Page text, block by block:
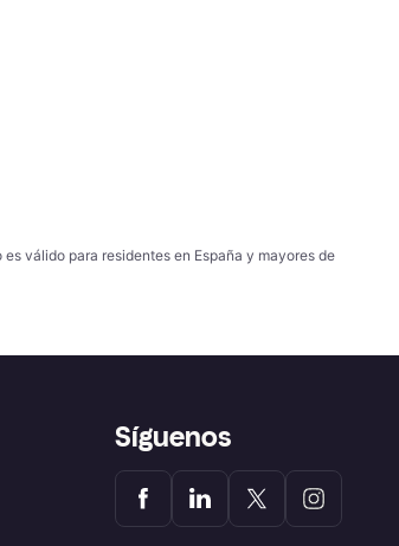
válido para residentes en España y mayores de
Síguenos